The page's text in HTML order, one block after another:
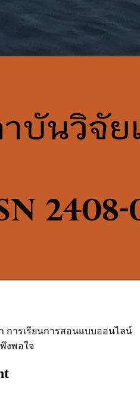
การเรียนการสอนแบบออนไลน์
งพอใจ